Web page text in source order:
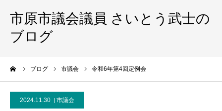
市原市議会議員 さいとう武士の
ブログ
ブログ 市議会 令和6年第4回定例会
2024.11.30 市議会